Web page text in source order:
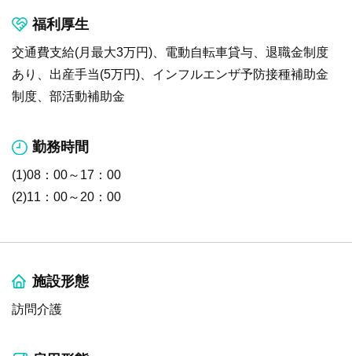
福利厚生
交通費支給(月最大3万円)、電動自転車貸与、退職金制度
あり、出産手当(5万円)、インフルエンザ予防接種補助金
制度、部活動補助金
勤務時間
(1)08：00～17：00
(2)11：00～20：00
施設形態
訪問介護